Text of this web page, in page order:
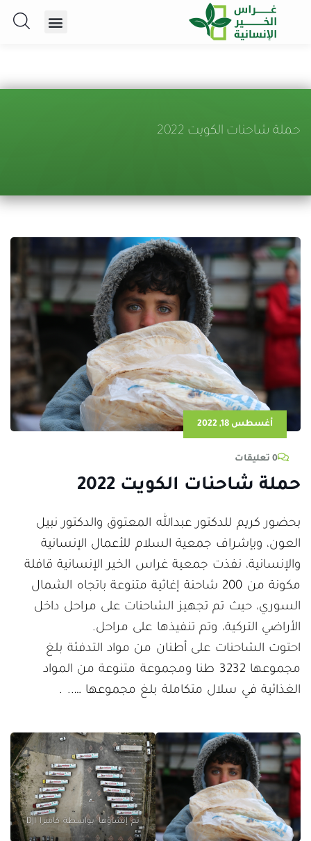
حملة شاحنات الكويت 2022
أغسطس 18, 2022
0 تعليقات
حملة شاحنات الكويت 2022
بحضور كريم للدكتور عبدالله المعتوق والدكتور نبيل
العون، وبإشراف جمعية السلام للأعمال الإنسانية
والإنسانية، نفذت جمعية غراس الخير الإنسانية قافلة
مكونة من 200 شاحنة إغاثية متنوعة باتجاه الشمال
السوري، حيث تم تجهيز الشاحنات على مراحل داخل
الأراضي التركية، وتم تنفيذها على مراحل.
احتوت الشاحنات على أطنان من مواد التدفئة بلغ
مجموعها 3232 طنا ومجموعة متنوعة من المواد
الغذائية في سلال متكاملة بلغ مجموعها ….. .
تم إنشاؤها بواسطة كاميرا DJI